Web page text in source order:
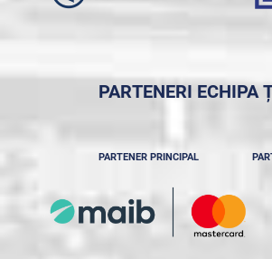
PARTENERI ECHIPA
PARTENER PRINCIPAL